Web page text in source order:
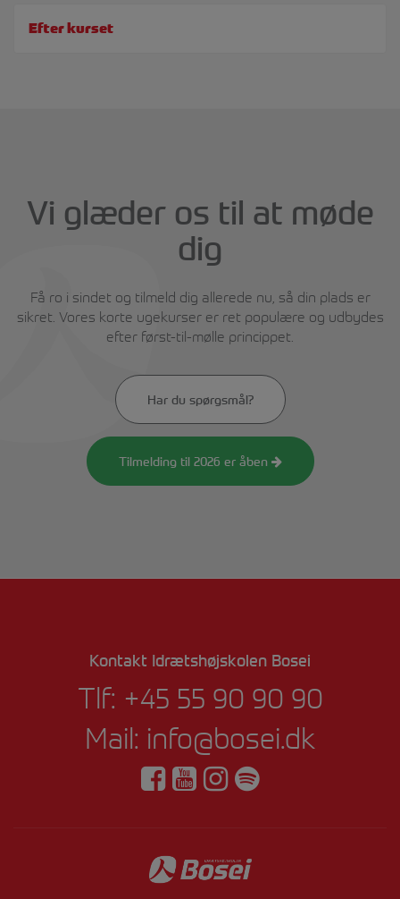
Efter kurset
Vi glæder os til at møde
dig
Få ro i sindet og tilmeld dig allerede nu, så din plads er
sikret. Vores korte ugekurser er ret populære og udbydes
efter først-til-mølle princippet.
Har du spørgsmål?
Tilmelding til 2026 er åben
Kontakt Idrætshøjskolen Bosei
Tlf: +45 55 90 90 90
Mail: info@bosei.dk